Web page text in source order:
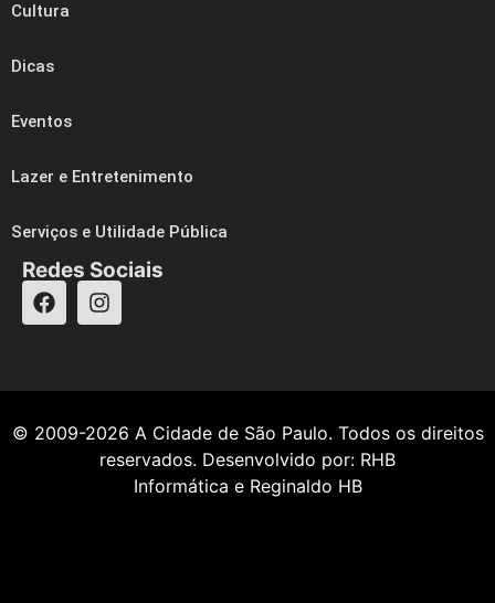
Cultura
Dicas
Eventos
Lazer e Entretenimento
Serviços e Utilidade Pública
Redes Sociais
© 2009-2026 A Cidade de São Paulo. Todos os direitos
reservados. Desenvolvido por: RHB
Informática e Reginaldo HB